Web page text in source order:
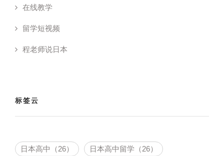
在线教学
留学短视频
程老师说日本
标签云
日本高中（26） 日本高中留学（26）